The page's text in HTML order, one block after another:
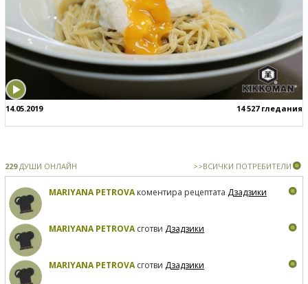
14.05.2019 14 527 гледания
229ДУШИ ОНЛАЙН >>ВСИЧКИ ПОТРЕБИТЕЛИ
MARIYANA PETROVAкоментира рецептата Дзадзики
MARIYANA PETROVAсготви Дзадзики
MARIYANA PETROVAсготви Дзадзики